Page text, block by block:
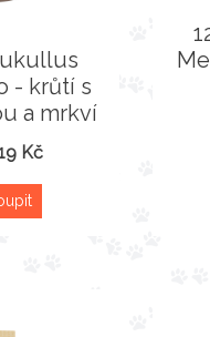
- krůtí s
a mrkví
Kč